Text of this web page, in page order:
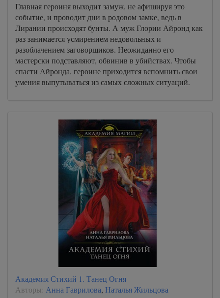
Главная героиня выходит замуж, не афишируя это
событие, и проводит дни в родовом замке, ведь в
Лирании происходят бунты. А муж Глории Айронд как
раз занимается усмирением недовольных и
разоблачением заговорщиков. Неожиданно его
мастерски подставляют, обвинив в убийствах. Чтобы
спасти Айронда, героине приходится вспомнить свои
умения выпутываться из самых сложных ситуаций.
Академия Стихий 1. Танец Огня
Авторы: Анна Гаврилова, Наталья Жильцова